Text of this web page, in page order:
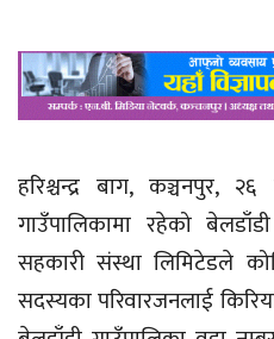
हरिश्चन्द्र बाग, कञ्चनपुर,
गाउँपालिकामा रहेको
सहकारी संस्था लिमिटेडले
सदस्यका परिवारजनलाई